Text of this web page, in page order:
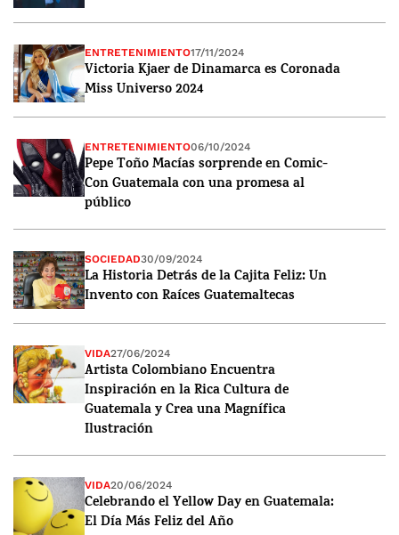
ENTRETENIMIENTO17/11/2024
Victoria Kjaer de Dinamarca es Coronada
Miss Universo 2024
ENTRETENIMIENTO06/10/2024
Pepe Toño Macías sorprende en Comic-
Con Guatemala con una promesa al
público
SOCIEDAD30/09/2024
La Historia Detrás de la Cajita Feliz: Un
Invento con Raíces Guatemaltecas
VIDA27/06/2024
Artista Colombiano Encuentra
Inspiración en la Rica Cultura de
Guatemala y Crea una Magnífica
Ilustración
VIDA20/06/2024
Celebrando el Yellow Day en Guatemala:
El Día Más Feliz del Año